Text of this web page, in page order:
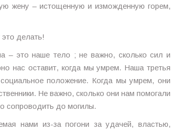
жену – истощенную и изможденную горем,
делать!
– это наше тело ; не важно, сколько сил и
нас оставит, когда мы умрем. Наша третья
положение. Когда мы умрем, они
Не важно, сколько они нам помогали
сопроводить до могилы.
нами из-за погони за удачей, властью,